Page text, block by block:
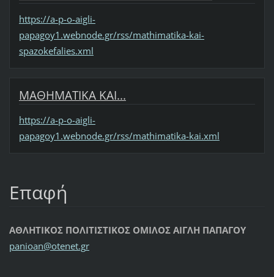
https://a-p-o-aigli-
papagoy1.webnode.gr/rss/mathimatika-kai-
spazokefalies.xml
ΜΑΘΗΜΑΤΙΚΑ ΚΑΙ...
https://a-p-o-aigli-
papagoy1.webnode.gr/rss/mathimatika-kai.xml
Επαφή
ΑΘΛΗΤΙΚΟΣ ΠΟΛΙΤΙΣΤΙΚΟΣ ΟΜΙΛΟΣ ΑΙΓΛΗ ΠΑΠΑΓΟΥ
panioan@otenet.gr